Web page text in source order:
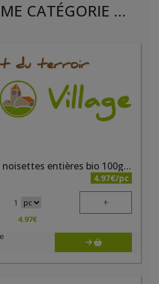
CATÉGORIE ...
Chocolat lait 40% noisettes entières bio 100g Pauline
4.97€/pc
1 +
4.97€